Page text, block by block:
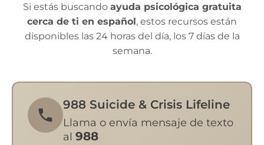
Si estás buscando ayuda psicológica gratuita
cerca de ti en español, estos recursos están
disponibles las 24 horas del día, los 7 días de la
semana.
988 Suicide & Crisis Lifeline
Llama o envía mensaje de texto
al 988